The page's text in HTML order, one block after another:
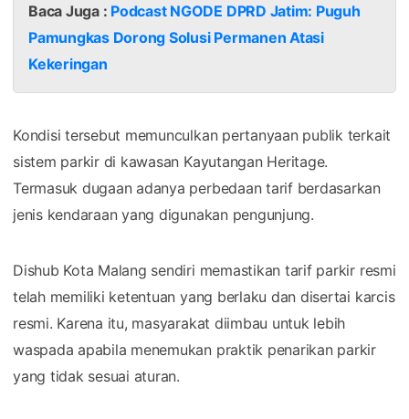
Baca Juga : Podcast NGODE DPRD Jatim: Puguh
Pamungkas Dorong Solusi Permanen Atasi
Kekeringan
Kondisi tersebut memunculkan pertanyaan publik terkait
sistem parkir di kawasan Kayutangan Heritage.
Termasuk dugaan adanya perbedaan tarif berdasarkan
jenis kendaraan yang digunakan pengunjung.
Dishub Kota Malang sendiri memastikan tarif parkir resmi
telah memiliki ketentuan yang berlaku dan disertai karcis
resmi. Karena itu, masyarakat diimbau untuk lebih
waspada apabila menemukan praktik penarikan parkir
yang tidak sesuai aturan.